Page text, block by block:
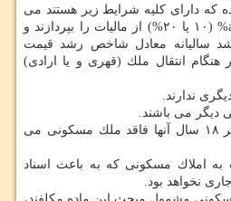
كه دارای كلیه شرایط زیر هستند می
توانند با درخواست خود تنها a% (۱۰ یا ۲۰%) از مالیات را بپردازند و
رشد سالیانه معادل شاخص رشد قیمت
هنگام انتقال ملك (قهری و یا ارادی)
ندارند.
دیگر می باشند.
مالكینی كه همسر با اولاد زیر ۱۸ سال آنها فاقد ملك مسكونی می
املاك مسكونی كه به باعث اسناد
نخواهد بود.